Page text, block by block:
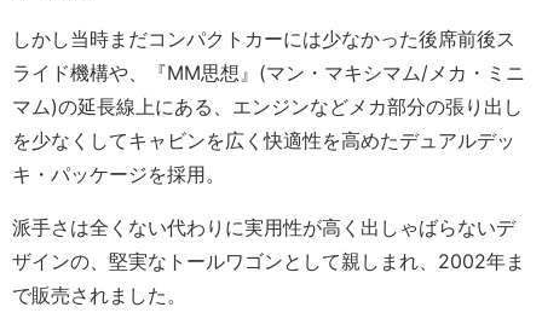
しかし当時まだコンパクトカーには少なかった後席前後ス
ライド機構や、『MM思想』(マン・マキシマム/メカ・ミニ
マム)の延長線上にある、エンジンなどメカ部分の張り出し
を少なくしてキャビンを広く快適性を高めたデュアルデッ
キ・パッケージを採用。
派手さは全くない代わりに実用性が高く出しゃばらないデ
ザインの、堅実なトールワゴンとして親しまれ、2002年ま
で販売されました。